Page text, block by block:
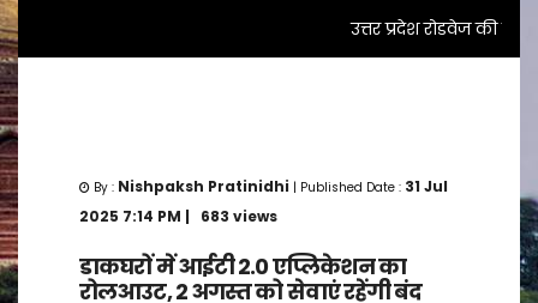
उत्तर प्रदेश रोडवेज की
By : Nishpaksh Pratinidhi | Published Date : 31 Jul
2025 7:14 PM | 683 views
डाकघरों में आईटी 2.0 एप्लिकेशन का
रोलआउट, 2 अगस्त को सेवाएं रहेंगी बंद